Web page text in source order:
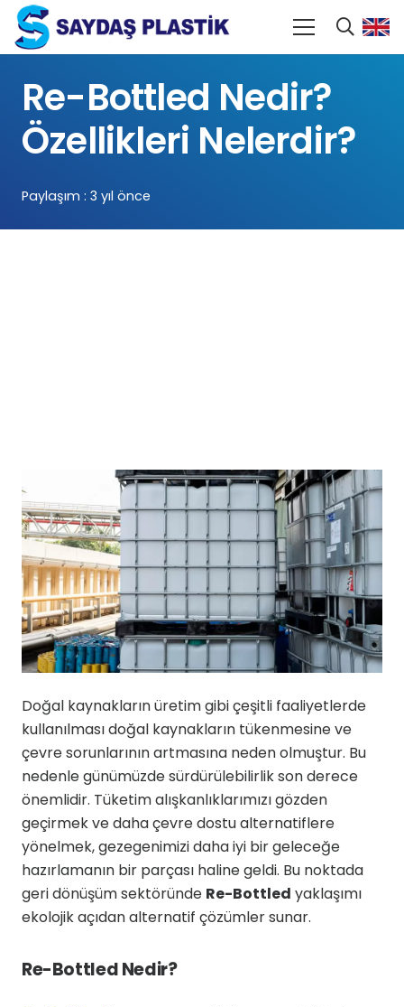
Re-Bottled Nedir?
Özellikleri Nelerdir?
Paylaşım : 3 yıl önce
Doğal kaynakların üretim gibi çeşitli faaliyetlerde
kullanılması doğal kaynakların tükenmesine ve
çevre sorunlarının artmasına neden olmuştur. Bu
nedenle günümüzde sürdürülebilirlik son derece
önemlidir. Tüketim alışkanlıklarımızı gözden
geçirmek ve daha çevre dostu alternatiflere
yönelmek, gezegenimizi daha iyi bir geleceğe
hazırlamanın bir parçası haline geldi. Bu noktada
geri dönüşüm sektöründe Re-Bottled yaklaşımı
ekolojik açıdan alternatif çözümler sunar.
Re-Bottled Nedir?